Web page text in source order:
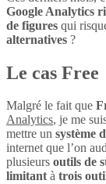
Google Analytics
de figures qui
alternatives ?
Le cas Free
Malgré le fait que
Analytics, je me
mettre un système
internet que l’on
plusieurs outils de
limitantà trois